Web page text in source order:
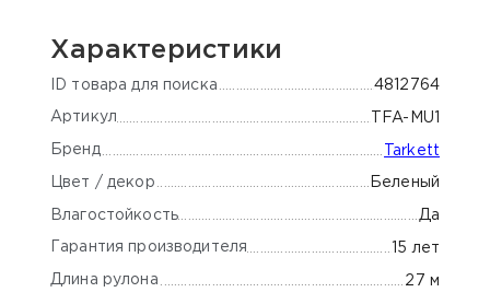
Характеристики
ID товара для поиска 4812764
Артикул TFA-MU1
Бренд Tarkett
Цвет / декор Беленый
Влагостойкость Да
Гарантия производителя 15 лет
Длина рулона 27 м